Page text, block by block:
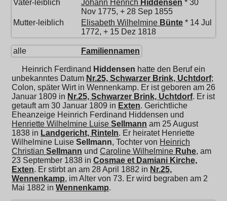
Vater-leiblich Johann Henrich Hiddensen * 30
Nov 1775, + 28 Sep 1855
Mutter-leiblich
Elisabeth Wilhelmine Bünte * 14 Jul
1772, + 15 Dez 1818
alle Familiennamen
Heinrich Ferdinand Hiddensen hatte den Beruf ein
unbekanntes Datum Nr.25, Schwarzer Brink, Uchtdorf;
Colon, später Wirt in Wennenkamp. Er ist geboren am 26
Januar 1809 in Nr.25, Schwarzer Brink, Uchtdorf. Er ist
getauft am 30 Januar 1809 in Exten. Gerichtliche
Eheanzeige Heinrich Ferdinand Hiddensen und
Henriette Wilhelmine Luise Sellmann am 25 August
1838 in Landgericht, Rinteln. Er heiratet Henriette
Wilhelmine Luise Sellmann, Tochter von Heinrich
Christian Sellmann und Caroline Wilhelmine Ruhe, am
23 September 1838 in Cosmae et Damiani Kirche,
Exten. Er stirbt an am 28 April 1882 in Nr.25,
Wennenkamp, im Alter von 73. Er wird begraben am 2
Mai 1882 in Wennenkamp.